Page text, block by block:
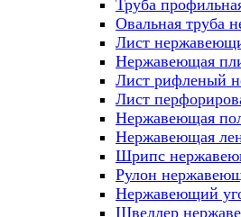
Труба
Овальная труба
Лист
Нержавеющая
Лист рифленый
Лист
Нержавеющая
Нержавеющая
Шрипс
Рулон
Нержавеющий
Швеллер